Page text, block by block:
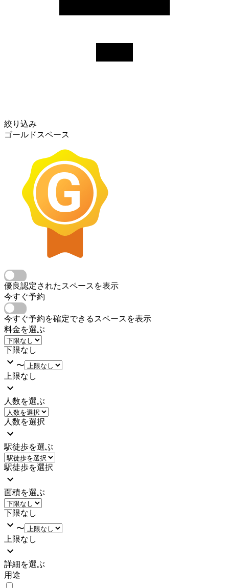
絞り込み
ゴールドスペース
優良認定されたスペースを表示
今すぐ予約
今すぐ予約を確定できるスペースを表示
料金を選ぶ
下限なし
〜
上限なし
人数を選ぶ
人数を選択
駅徒歩を選ぶ
駅徒歩を選択
面積を選ぶ
下限なし
〜
上限なし
詳細を選ぶ
用途